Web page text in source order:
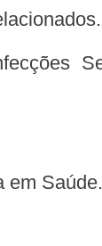
em Saúde.